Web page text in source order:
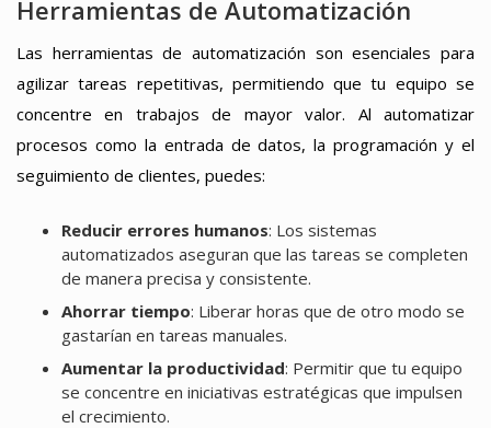
Herramientas de Automatización
Las herramientas de automatización son esenciales para
agilizar tareas repetitivas, permitiendo que tu equipo se
concentre en trabajos de mayor valor. Al automatizar
procesos como la entrada de datos, la programación y el
seguimiento de clientes, puedes:
Reducir errores humanos: Los sistemas
automatizados aseguran que las tareas se completen
de manera precisa y consistente.
Ahorrar tiempo: Liberar horas que de otro modo se
gastarían en tareas manuales.
Aumentar la productividad: Permitir que tu equipo
se concentre en iniciativas estratégicas que impulsen
el crecimiento.